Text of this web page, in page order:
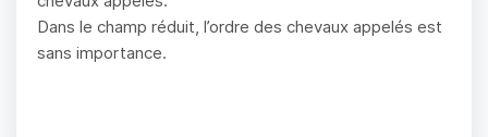
Dans le champ réduit, l’ordre des chevaux appelés est
sans importance.